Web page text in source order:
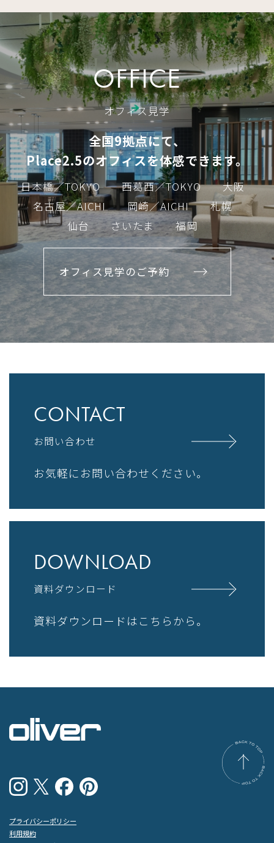
OFFICE
オフィス見学
全国9拠点にて、
Place2.5のオフィスを体感できます。
日本橋／TOKYO 西葛西／TOKYO
大阪
名古屋／AICHI
岡崎／AICHI
札幌
仙台
さいたま 福岡
オフィス見学のご予約
CONTACT
お問い合わせ
お気軽にお問い合わせください。
DOWNLOAD
資料ダウンロード
資料ダウンロードはこちらから。
プライバシーポリシー
利用規約